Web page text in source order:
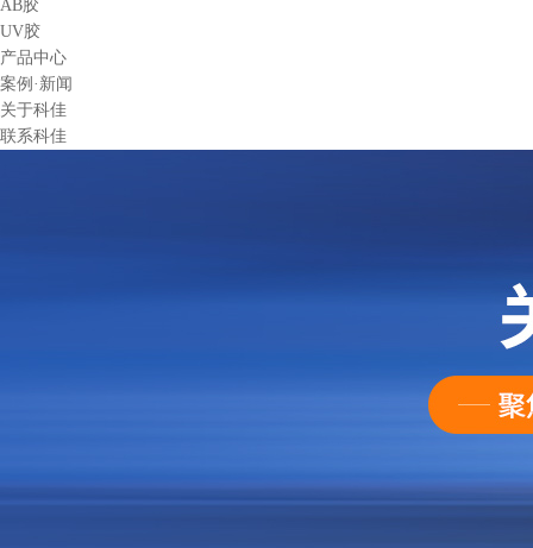
AB胶
UV胶
产品中心
案例·新闻
关于科佳
联系科佳